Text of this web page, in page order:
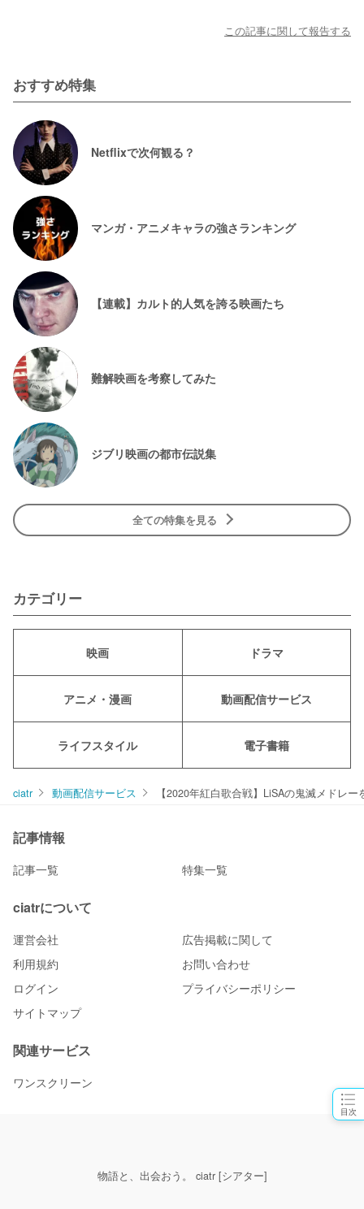
目次
この記事に関して報告する
おすすめ特集
Netflixで次何観る？
マンガ・アニメキャラの強さランキング
【連載】カルト的人気を誇る映画たち
難解映画を考察してみた
ジブリ映画の都市伝説集
全ての特集を見る
カテゴリー
映画 ドラマ
アニメ・漫画 動画配信サービス
ライフスタイル 電子書籍
ciatr 動画配信サービス 【2020年紅白歌合戦】LiSAの鬼滅メドレ
記事情報
記事一覧 特集一覧
ciatrについて
運営会社
広告掲載に関して
利用規約
お問い合わせ
ログイン
プライバシーポリシー
サイトマップ
関連サービス
ワンスクリーン
物語と、出会おう。 ciatr [シアター]